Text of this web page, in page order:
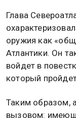
Глава
оружия как
Атлантики. Он
войдет в
который
Таким образом,
вызовом: